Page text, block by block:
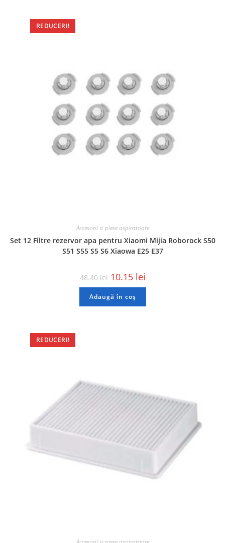
REDUCERI!
Accesorii si piese aspiratoare
Set 12 Filtre rezervor apa pentru Xiaomi Mijia Roborock S50
S51 S55 S5 S6 Xiaowa E25 E37
48.40lei 10.15 lei
Adaugă în coș
REDUCERI!